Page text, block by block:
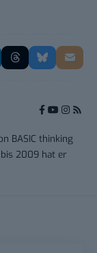
BASIC thinking
2009 hat er